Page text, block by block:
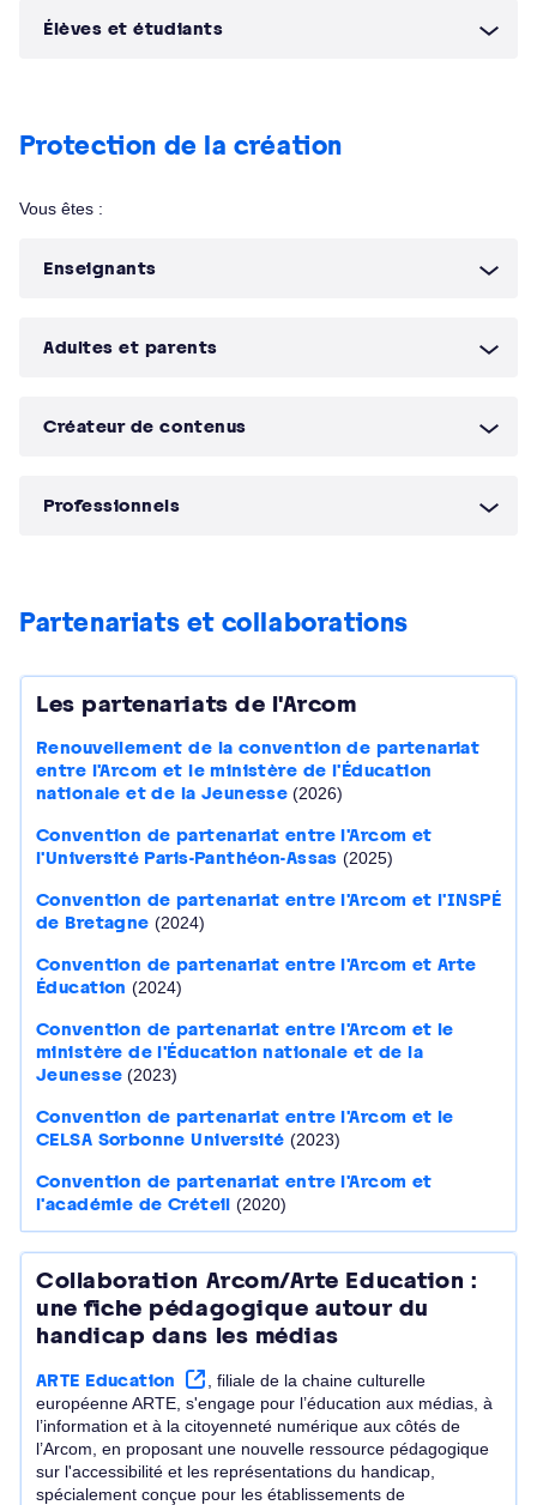
Élèves et étudiants
Protection de la création
Vous êtes :
Enseignants
Adultes et parents
Créateur de contenus
Professionnels
Partenariats et collaborations
Les partenariats de l'Arcom
Renouvellement de la convention de partenariat
entre l'Arcom et le ministère de l'Éducation
nationale et de la Jeunesse (2026)
Convention de partenariat entre l'Arcom et
l'Université Paris-Panthéon-Assas (2025)
Convention de partenariat entre l'Arcom et l'INSPÉ
de Bretagne (2024)
Convention de partenariat entre l'Arcom et Arte
Éducation (2024)
Convention de partenariat entre l'Arcom et le
ministère de l'Éducation nationale et de la
Jeunesse (2023)
Convention de partenariat entre l'Arcom et le
CELSA Sorbonne Université (2023)
Convention de partenariat entre l'Arcom et
l'académie de Créteil (2020)
Collaboration Arcom/Arte Education :
une fiche pédagogique autour du
handicap dans les médias
ARTE Education
, filiale de la chaine culturelle
européenne ARTE, s'engage pour l’éducation aux médias, à
l’information et à la citoyenneté numérique aux côtés de
l’Arcom, en proposant une nouvelle ressource pédagogique
sur l'accessibilité et les représentations du handicap,
spécialement conçue pour les établissements de